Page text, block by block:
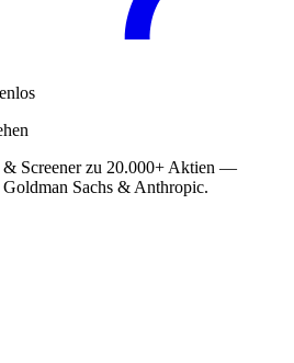
Screener zu 20.000+ Aktien —
Sachs & Anthropic.